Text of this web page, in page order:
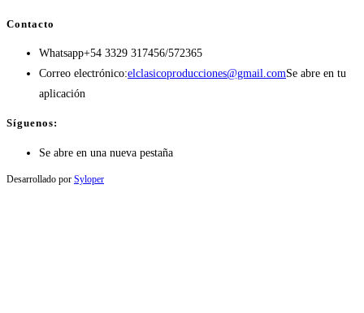
Contacto
Whatsapp+54 3329 317456/572365
Correo electrónico:elclasicoproducciones@gmail.comSe abre en tu
aplicación
Síguenos:
Se abre en una nueva pestaña
Desarrollado por Syloper